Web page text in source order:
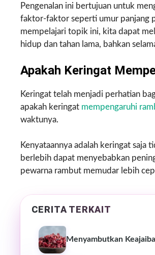
Pengenalan ini bertujuan untuk
faktor-faktor seperti umur panjang
mempelajari topik ini, kita dapat
hidup dan tahan lama, bahkan
Apakah Keringat
Keringat telah menjadi perhatian
apakah keringat mempengaruhi
waktunya.
Kenyataannya adalah keringat saja
berlebih dapat menyebabkan
pewarna rambut memudar lebih
CERITA TERKAIT
Menyambutkan